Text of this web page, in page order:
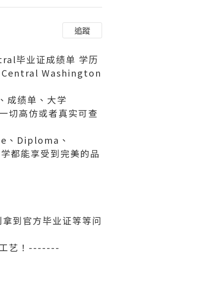
追蹤
毕业证成绩单 学历
Central Washington
成绩单、大学
切高仿或者真实可查
、Diploma、
都能享受到完美的品
到官方毕业证等等问
艺！-------